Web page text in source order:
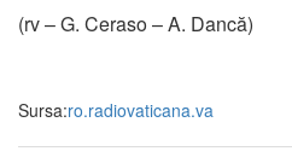
(rv – G. Ceraso – A. Dancă)
Sursa:ro.radiovaticana.va